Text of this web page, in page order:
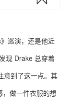
巡演，还是他近
现 Drake 总穿着
意到了这一点。其
做一件衣服的想